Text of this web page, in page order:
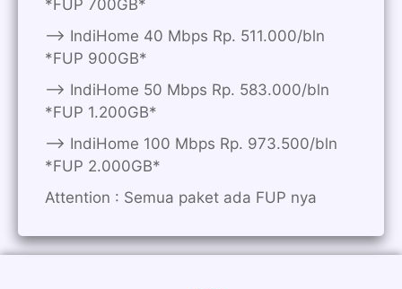
*FUP 700GB*
——> IndiHome 40 Mbps Rp. 511.000/bln
*FUP 900GB*
——> IndiHome 50 Mbps Rp. 583.000/bln
*FUP 1.200GB*
——> IndiHome 100 Mbps Rp. 973.500/bln
*FUP 2.000GB*
Attention : Semua paket ada FUP nya